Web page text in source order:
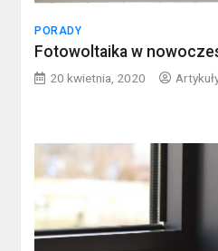
PORADY
Fotowoltaika w
20 kwietnia, 2020